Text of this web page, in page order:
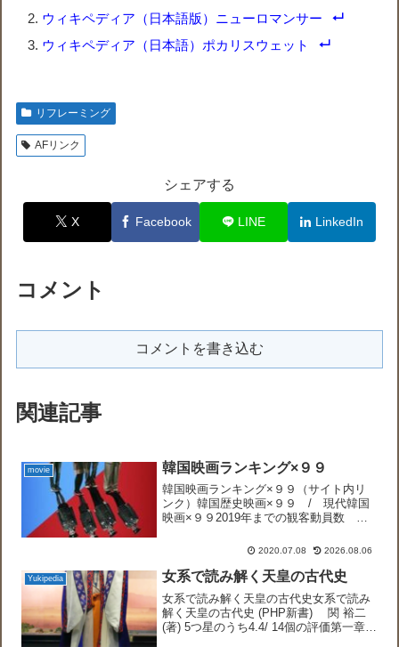
ウィキペディア（日本語版）ニューロマンサー
ウィキペディア（日本語）ポカリスウェット
リフレーミング
AFリンク
シェアする
X Facebook LINE LinkedIn
コメント
コメントを書き込む
関連記事
movie 韓国映画ランキング×９９
韓国映画ランキング×９９（サイト内リ
ンク）韓国歴史映画×９９ / 現代韓国
映画×９９2019年までの観客動員数
上決戦（李氏朝鮮歴史映画）02☞第2位
extrem...
2020.07.08 2026.08.06
Yukipedia 女系で読み解く天皇の古代史
女系で読み解く天皇の古代史女系で読み
解く天皇の古代史 (PHP新書) 関 裕二
(著) 5つ星のうち4.4/ 14個の評価第一章